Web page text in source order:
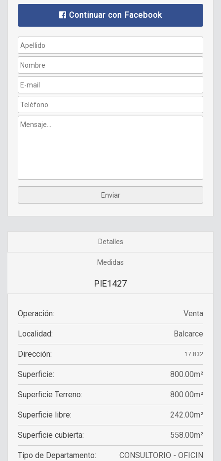
Continuar con Facebook
Detalles
Medidas
PIE1427
Operación: Venta
Localidad: Balcarce
Dirección: 17 832
Superficie: 800.00m²
Superficie Terreno: 800.00m²
Superficie libre: 242.00m²
Superficie cubierta: 558.00m²
Tipo de Departamento: CONSULTORIO - OFICIN